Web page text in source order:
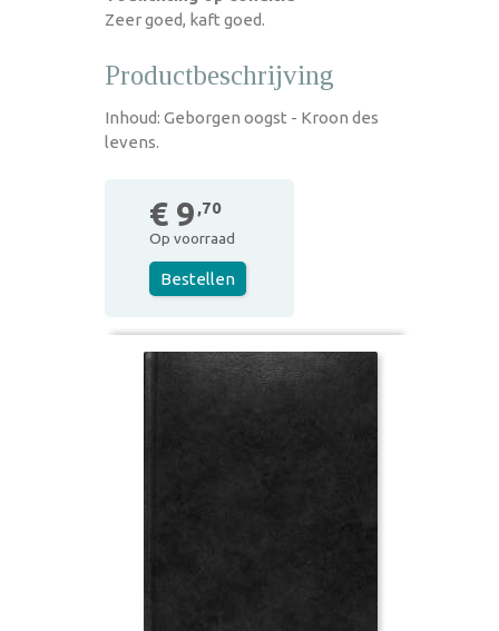
Zeer goed, kaft goed.
Productbeschrijving
Inhoud: Geborgen oogst - Kroon des
levens.
€ 9 ,70
Op voorraad
Bestellen